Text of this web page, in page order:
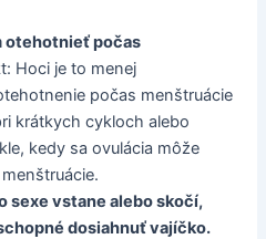
otehotnieť počas
Hoci je to menej
počas menštruácie
krátkych cykloch alebo
kedy sa ovulácia môže
sexe vstane alebo skočí,
dosiahnuť vajíčko.